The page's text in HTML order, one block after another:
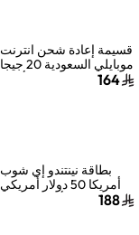
قسيمة إعادة شحن انترنت
موبايلي السعودية 20 جيجا
بايت لمدة شهر واحد أزرق
164
بطاقة نينتندو إي شوب
أمريكا 50 دولار أمريكي
188